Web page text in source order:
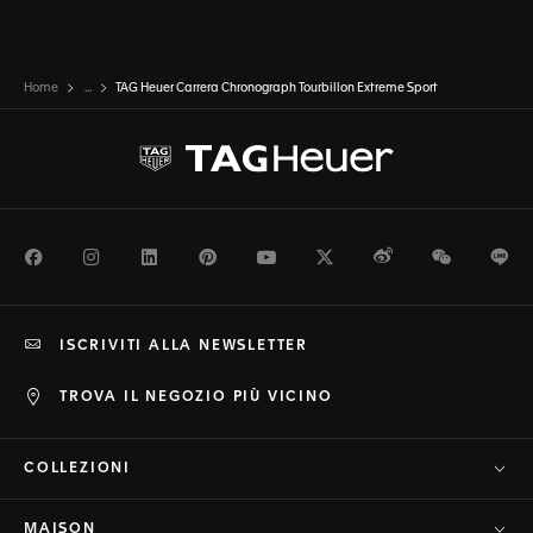
Home ... TAG Heuer Carrera Chronograph Tourbillon Extreme Sport
FacebookInstagramLinkedInPinterestYoutubeTwitterWeiboWeChat
TROVA IL NEGOZIO PIÙ VICINO
ISCRIVITI ALLA NEWSLETTER
COLLEZIONI
MAISON